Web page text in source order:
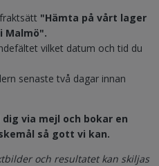
"Hämta på vårt lager
Malmö".
vilket datum och tid du
senaste två dagar innan
via mejl och bokar en
så gott vi kan.
och resultatet kan skiljas